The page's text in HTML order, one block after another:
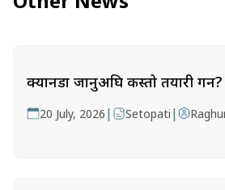
क्यानडा जानुअघि कस्तो तयारी
20 July, 2026 | Setopati |